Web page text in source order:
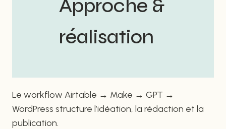
Approche &
réalisation
Le workflow Airtable → Make → GPT →
WordPress structure l’idéation, la rédaction et la
publication.